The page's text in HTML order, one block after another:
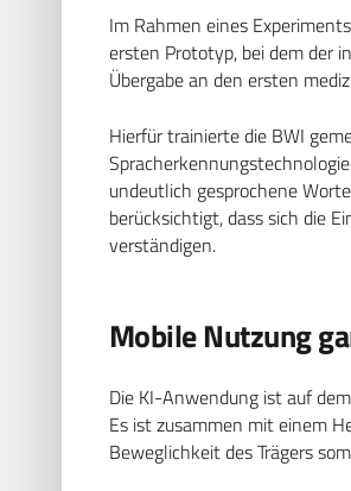
Im Rahmen eines
ersten Prototyp, bei dem der
Übergabe an den ersten
Hierfür trainierte die BWI
undeutlich gesprochene
berücksichtigt, dass sich die
verständigen.
Mobile Nutzung
Die KI-Anwendung ist auf
Es ist zusammen mit einem
Beweglichkeit des Trägers